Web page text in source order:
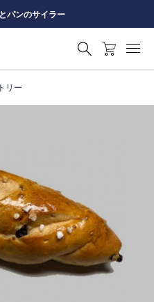
パンのサイラー
リー